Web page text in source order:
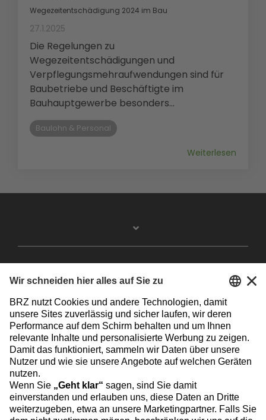
Wegezeitentschädigung 2024 im Bau
27.1.2025
Die Regelungen zu
Wegezeitentschädigungen und
Verpflegungsmehraufwendungen sind für
Baubetriebe und Beschäftigte im
Bauhauptgewerbe besonders...
Baulohn & Personal
Weiterlesen